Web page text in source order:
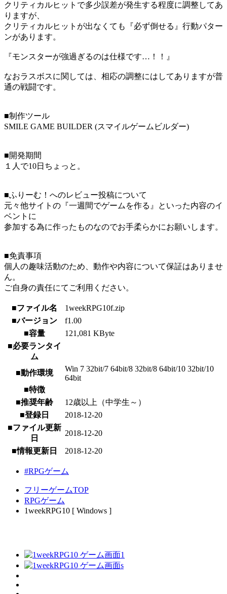
クリティカルヒットで多少誤差が発生する程度に調整してあ
りますが、
クリティカルヒットが出なくても『必ず倒せる』行動パター
ンがあります。
『モンスターが強過ぎるのは仕様です…！！』
なおラスボスに関しては、相応の調整にはしてありますが普
通の戦闘です。
■制作ツール
SMILE GAME BUILDER (スマイルゲームビルダー)
■開発期間
１人で10日ちょっと。
■ふりーむ！へのレビュー投稿について
元々他サイトの『一週間でゲームを作る』といった内容のイ
ベントに
参加する為に作ったものなのでお手柔らかにお願いします。
■免責事項
個人の趣味活動のため、動作や内容について保証はありませ
ん。
ご自身の責任にてご利用ください。
■ファイル名
1weekRPG10f.zip
■バージョン
f1.00
■容量
121,081 KByte
■必要ランタイ
ム
■動作環境
Win 7 32bit/7 64bit/8 32bit/8 64bit/10 32bit/10
64bit
■特徴
■推奨年齢
12歳以上（中学生～）
■登録日
2018-12-20
■ファイル更新
日
2018-12-20
■情報更新日 2018-12-20
#RPGゲーム
フリーゲームTOP
RPGゲーム
1weekRPG10 [ Windows ]